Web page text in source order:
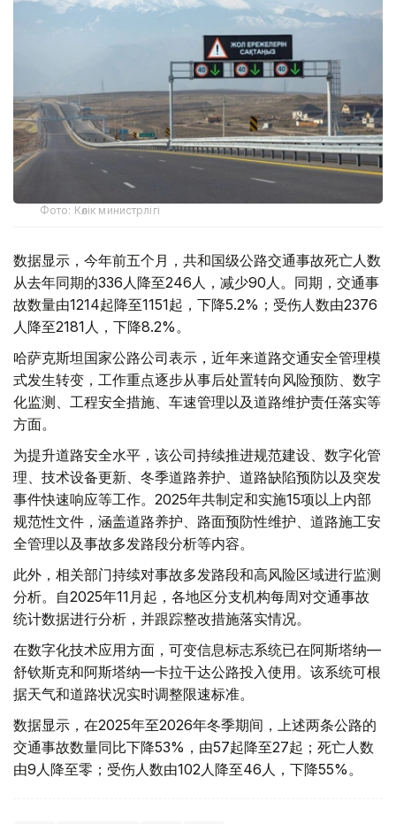
Фото: Көлік министрлігі
数据显示，今年前五个月，共和国级公路交通事故死亡人数
从去年同期的336人降至246人，减少90人。同期，交通事
故数量由1214起降至1151起，下降5.2%；受伤人数由2376
人降至2181人，下降8.2%。
哈萨克斯坦国家公路公司表示，近年来道路交通安全管理模
式发生转变，工作重点逐步从事后处置转向风险预防、数字
化监测、工程安全措施、车速管理以及道路维护责任落实等
方面。
为提升道路安全水平，该公司持续推进规范建设、数字化管
理、技术设备更新、冬季道路养护、道路缺陷预防以及突发
事件快速响应等工作。2025年共制定和实施15项以上内部
规范性文件，涵盖道路养护、路面预防性维护、道路施工安
全管理以及事故多发路段分析等内容。
此外，相关部门持续对事故多发路段和高风险区域进行监测
分析。自2025年11月起，各地区分支机构每周对交通事故
统计数据进行分析，并跟踪整改措施落实情况。
在数字化技术应用方面，可变信息标志系统已在阿斯塔纳—
舒钦斯克和阿斯塔纳—卡拉干达公路投入使用。该系统可根
据天气和道路状况实时调整限速标准。
数据显示，在2025年至2026年冬季期间，上述两条公路的
交通事故数量同比下降53%，由57起降至27起；死亡人数
由9人降至零；受伤人数由102人降至46人，下降55%。